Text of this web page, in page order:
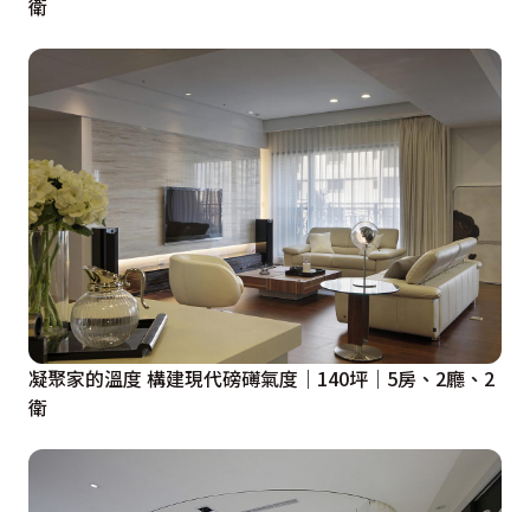
凝聚家的溫度 構建現代磅礡氣度｜140坪｜5房、2廳、2
衛